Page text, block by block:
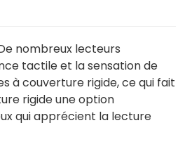
nombreux lecteurs
tactile et la sensation de
à couverture rigide, ce qui fait
rigide une option
qui apprécient la lecture